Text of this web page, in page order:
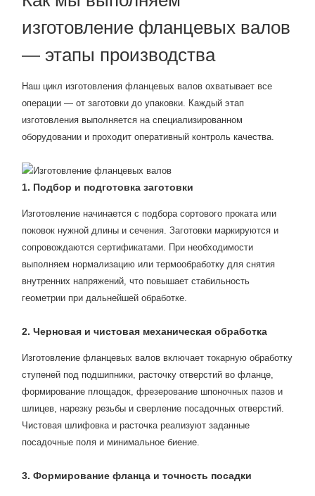
изготовление фланцевых валов
— этапы производства
Наш цикл изготовления фланцевых валов охватывает все
операции — от заготовки до упаковки. Каждый этап
изготовления выполняется на специализированном
оборудовании и проходит оперативный контроль качества.
1. Подбор и подготовка заготовки
Изготовление начинается с подбора сортового проката или
поковок нужной длины и сечения. Заготовки маркируются и
сопровождаются сертификатами. При необходимости
выполняем нормализацию или термообработку для снятия
внутренних напряжений, что повышает стабильность
геометрии при дальнейшей обработке.
2. Черновая и чистовая механическая обработка
Изготовление фланцевых валов включает токарную обработку
ступеней под подшипники, расточку отверстий во фланце,
формирование площадок, фрезерование шпоночных пазов и
шлицев, нарезку резьбы и сверление посадочных отверстий.
Чистовая шлифовка и расточка реализуют заданные
посадочные поля и минимальное биение.
3. Формирование фланца и точность посадки